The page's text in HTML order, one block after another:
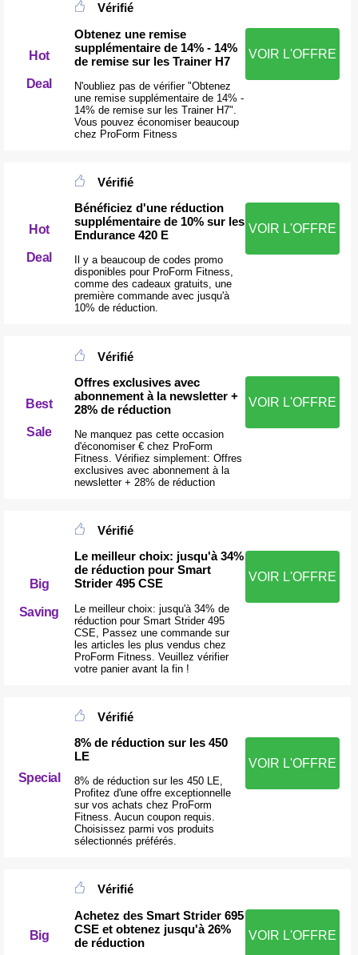
Hot
Deal
Vérifié
Obtenez une remise
supplémentaire de 14% - 14%
de remise sur les Trainer H7
N'oubliez pas de vérifier "Obtenez
une remise supplémentaire de 14% -
14% de remise sur les Trainer H7".
Vous pouvez économiser beaucoup
chez ProForm Fitness
VOIR L'OFFRE
Hot
Deal
Vérifié
Bénéficiez d'une réduction
supplémentaire de 10% sur les
Endurance 420 E
Il y a beaucoup de codes promo
disponibles pour ProForm Fitness,
comme des cadeaux gratuits, une
première commande avec jusqu'à
10% de réduction.
VOIR L'OFFRE
Best
Sale
Vérifié
Offres exclusives avec
abonnement à la newsletter +
28% de réduction
Ne manquez pas cette occasion
d'économiser € chez ProForm
Fitness. Vérifiez simplement: Offres
exclusives avec abonnement à la
newsletter + 28% de réduction
VOIR L'OFFRE
Big
Saving
Vérifié
Le meilleur choix: jusqu'à 34%
de réduction pour Smart
Strider 495 CSE
Le meilleur choix: jusqu'à 34% de
réduction pour Smart Strider 495
CSE, Passez une commande sur
les articles les plus vendus chez
ProForm Fitness. Veuillez vérifier
votre panier avant la fin !
VOIR L'OFFRE
Special
Vérifié
8% de réduction sur les 450
LE
8% de réduction sur les 450 LE,
Profitez d'une offre exceptionnelle
sur vos achats chez ProForm
Fitness. Aucun coupon requis.
Choisissez parmi vos produits
sélectionnés préférés.
VOIR L'OFFRE
Big
Vérifié
Achetez des Smart Strider 695
CSE et obtenez jusqu'à 26%
de réduction
VOIR L'OFFRE